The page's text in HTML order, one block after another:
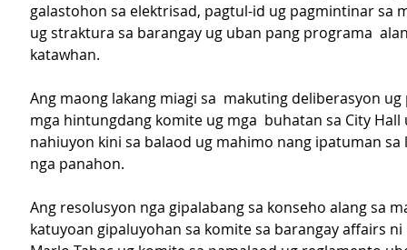
galastohon sa elektrisad, pagtul-id ug pagmintinar sa
ug straktura sa barangay ug uban pang programa
katawhan.
Ang maong lakang miagi sa  makuting deliberasyon
mga hintungdang komite ug mga  buhatan sa City
nahiuyon kini sa balaod ug mahimo nang ipatuman
nga panahon.
Ang resolusyon nga gipalabang sa konseho alang sa
katuyoan gipaluyohan sa komite sa barangay affairs